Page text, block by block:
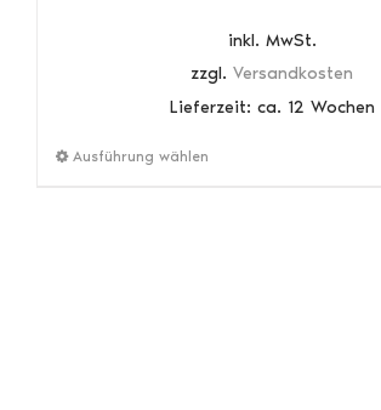
inkl. MwSt.
zzgl. Versandkosten
Lieferzeit: ca. 12 Wochen
Ausführung wählen